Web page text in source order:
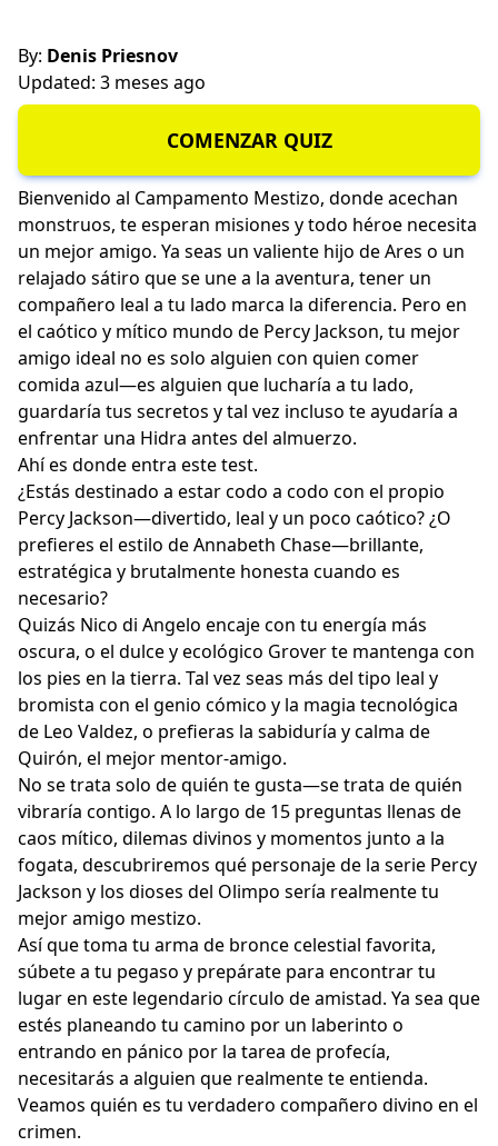
By: Denis Priesnov
Updated: 3 meses ago
COMENZAR QUIZ
Bienvenido al Campamento Mestizo, donde acechan
monstruos, te esperan misiones y todo héroe necesita
un mejor amigo. Ya seas un valiente hijo de Ares o un
relajado sátiro que se une a la aventura, tener un
compañero leal a tu lado marca la diferencia. Pero en
el caótico y mítico mundo de Percy Jackson, tu mejor
amigo ideal no es solo alguien con quien comer
comida azul—es alguien que lucharía a tu lado,
guardaría tus secretos y tal vez incluso te ayudaría a
enfrentar una Hidra antes del almuerzo.
Ahí es donde entra este test.
¿Estás destinado a estar codo a codo con el propio
Percy Jackson—divertido, leal y un poco caótico? ¿O
prefieres el estilo de Annabeth Chase—brillante,
estratégica y brutalmente honesta cuando es
necesario?
Quizás Nico di Angelo encaje con tu energía más
oscura, o el dulce y ecológico Grover te mantenga con
los pies en la tierra. Tal vez seas más del tipo leal y
bromista con el genio cómico y la magia tecnológica
de Leo Valdez, o prefieras la sabiduría y calma de
Quirón, el mejor mentor-amigo.
No se trata solo de quién te gusta—se trata de quién
vibraría contigo. A lo largo de 15 preguntas llenas de
caos mítico, dilemas divinos y momentos junto a la
fogata, descubriremos qué personaje de la serie Percy
Jackson y los dioses del Olimpo sería realmente tu
mejor amigo mestizo.
Así que toma tu arma de bronce celestial favorita,
súbete a tu pegaso y prepárate para encontrar tu
lugar en este legendario círculo de amistad. Ya sea que
estés planeando tu camino por un laberinto o
entrando en pánico por la tarea de profecía,
necesitarás a alguien que realmente te entienda.
Veamos quién es tu verdadero compañero divino en el
crimen.